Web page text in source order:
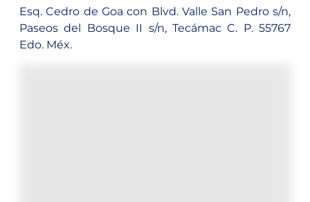
Esq. Cedro de Goa con Blvd. Valle San Pedro s/n,
Paseos del Bosque II s/n, Tecámac C. P. 55767
Edo. Méx.